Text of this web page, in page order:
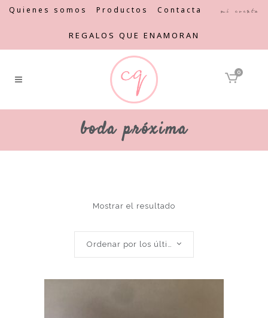
Quienes somos Productos Contacta Mi cuenta
REGALOS QUE ENAMORAN
0
boda próxima
Mostrar el resultado
Ordenar por los últimos